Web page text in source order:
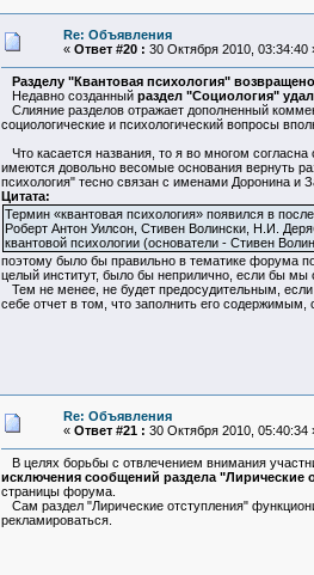
Re: Объявления
« Ответ #20 : 30 Октября 2010, 03:34:40
Разделу "Квантовая психология"
Недавно созданный раздел "Социология"
Слияние разделов отражает дополненный
социологические и психологический вопросы
Что касается названия, то я во многом
имеются довольно весомые основания вернуть
психология" тесно связан с именами Доронина и
Цитата:
Термин «квантовая психология» появился в
Роберт Антон Уилсон, Стивен Волински, Н.И.
квантовой психологии (основатели - Стивен
поэтому было бы правильно в тематике форума
целый институт, было бы неприлично, если бы мы
Тем не менее, не будет предосудительным, если
себе отчет в том, что заполнить его
Re: Объявления
« Ответ #21 : 30 Октября 2010, 05:40:34
В целях борьбы с отвлечением внимания
исключения сообщений раздела "Лирические
страницы форума.
Сам раздел "Лирические отступления"
рекламироваться.